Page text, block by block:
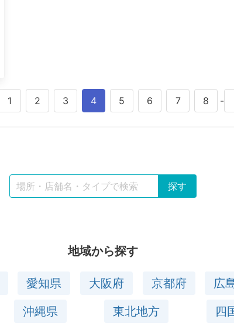
1 2 3 4 5 6 7 8 -
地域から探す
愛知県 大阪府 京都府
広
沖縄県 東北地方 四